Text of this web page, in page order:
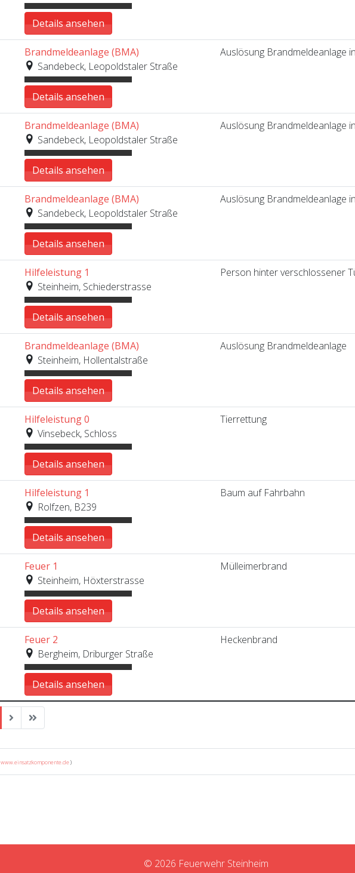
Details ansehen
Brandmeldeanlage (BMA)
Sandebeck, Leopoldstaler Straße
Details ansehen
Auslösung Brandmeldeanlage
Brandmeldeanlage (BMA)
Sandebeck, Leopoldstaler Straße
Details ansehen
Auslösung Brandmeldeanlage
Brandmeldeanlage (BMA)
Sandebeck, Leopoldstaler Straße
Details ansehen
Auslösung Brandmeldeanlage
Hilfeleistung 1
Steinheim, Schiederstrasse
Details ansehen
Person hinter verschlossener
Brandmeldeanlage (BMA)
Steinheim, Hollentalstraße
Details ansehen
Auslösung Brandmeldeanlage
Hilfeleistung 0
Vinsebeck, Schloss
Details ansehen
Tierrettung
Hilfeleistung 1
Rolfzen, B239
Details ansehen
Baum auf Fahrbahn
Feuer 1
Steinheim, Höxterstrasse
Details ansehen
Mülleimerbrand
Feuer 2
Bergheim, Driburger Straße
Details ansehen
Heckenbrand
www.einsatzkomponente.de)
© 2026 Feuerwehr Steinheim